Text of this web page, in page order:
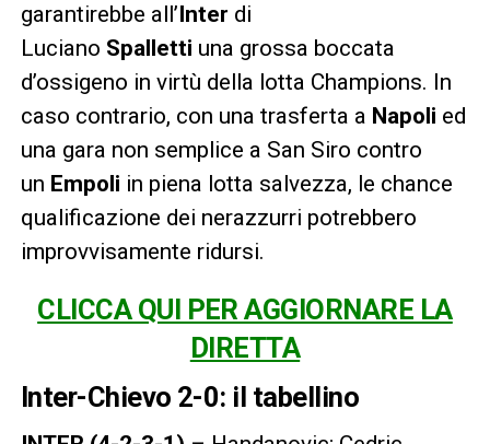
garantirebbe all’ Inter di
Luciano Spalletti una grossa boccata
d’ossigeno in virtù della lotta Champions. In
caso contrario, con una trasferta a Napoli ed
una gara non semplice a San Siro contro
un Empoli in piena lotta salvezza, le chance
qualificazione dei nerazzurri potrebbero
improvvisamente ridursi.
CLICCA QUI PER AGGIORNARE LA
DIRETTA
Inter-Chievo 2-0: il tabellino